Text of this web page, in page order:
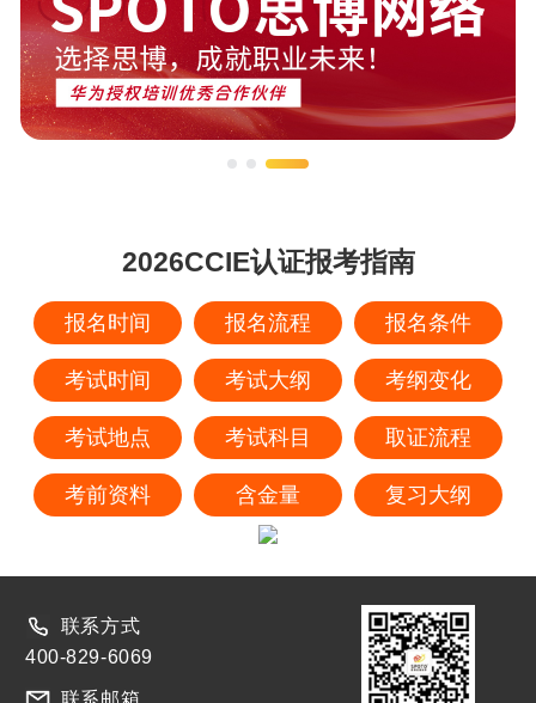
2026CCIE认证报考指南
报名时间 报名流程 报名条件
考试时间 考试大纲 考纲变化
考试地点 考试科目 取证流程
考前资料 含金量 复习大纲
联系方式
400-829-6069